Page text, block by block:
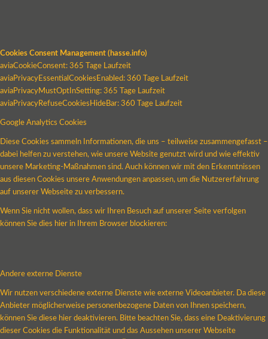
Cookies Consent Management (hasse.info)
aviaCookieConsent: 365 Tage Laufzeit
aviaPrivacyEssentialCookiesEnabled: 360 Tage Laufzeit
aviaPrivacyMustOptInSetting: 365 Tage Laufzeit
aviaPrivacyRefuseCookiesHideBar: 360 Tage Laufzeit
Google Analytics Cookies
Diese Cookies sammeln Informationen, die uns – teilweise zusammengefasst –
dabei helfen zu verstehen, wie unsere Website genutzt wird und wie effektiv
unsere Marketing-Maßnahmen sind. Auch können wir mit den Erkenntnissen
aus diesen Cookies unsere Anwendungen anpassen, um die Nutzererfahrung
auf unserer Webseite zu verbessern.
Wenn Sie nicht wollen, dass wir Ihren Besuch auf unserer Seite verfolgen
können Sie dies hier in Ihrem Browser blockieren:
Andere externe Dienste
Wir nutzen verschiedene externe Dienste wie externe Videoanbieter. Da diese
Anbieter möglicherweise personenbezogene Daten von Ihnen speichern,
können Sie diese hier deaktivieren. Bitte beachten Sie, dass eine Deaktivierung
dieser Cookies die Funktionalität und das Aussehen unserer Webseite